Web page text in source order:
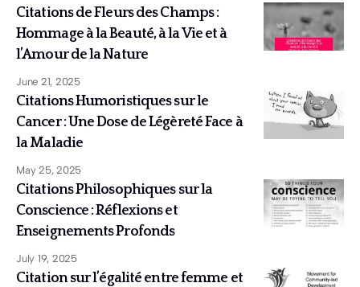
Citations de Fleurs des Champs :
Hommage à la Beauté, à la Vie et à
l’Amour de la Nature
June 21, 2025
Citations Humoristiques sur le
Cancer : Une Dose de Légèreté Face à
la Maladie
May 25, 2025
Citations Philosophiques sur la
Conscience : Réflexions et
Enseignements Profonds
July 19, 2025
Citation sur l’égalité entre femme et